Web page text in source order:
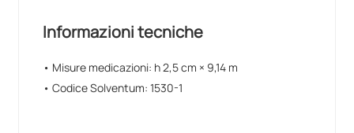
effettuare medicazioni e fissare tubi, sonde e cannule
su pazienti con cute delicata (neonatologia,
ripetute.
•Buoni valori di adesività: il tasso di adesività cresce
Informazioni tecniche
• Misure medicazioni: h 2,5 cm × 9,14 m
• Codice Solventum: 1530-1